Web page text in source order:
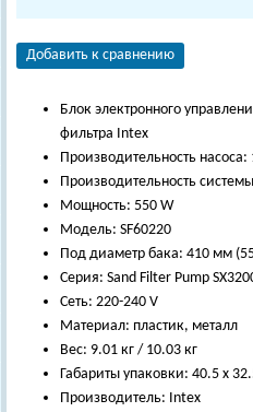
Добавить к сравнению
Блок электронного
фильтра Intex
Производительность насоса:
Производительность
Мощность: 550 W
Модель: SF60220
Под диаметр бака: 410 мм
Серия: Sand Filter Pump
Сеть: 220-240 V
Материал: пластик, металл
Вес: 9.01 кг / 10.03 кг
Габариты упаковки: 40.5 х
Производитель: Intex